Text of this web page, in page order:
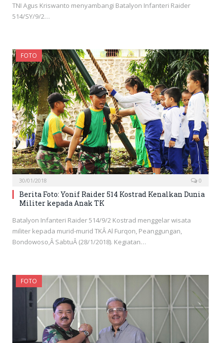
TNI Agus Kriswanto menyambangi Batalyon Infanteri Raider
514/SY/9/2…
FOTO
30/01/2018 0
Berita Foto: Yonif Raider 514 Kostrad Kenalkan Dunia
Militer kepada Anak TK
Batalyon Infanteri Raider 514/9/2 Kostrad menggelar wisata
militer kepada murid-murid TKÂ Al Furqon, Peanggungan,
Bondowoso,Â SabtuÂ (28/1/2018). Kegiatan…
FOTO